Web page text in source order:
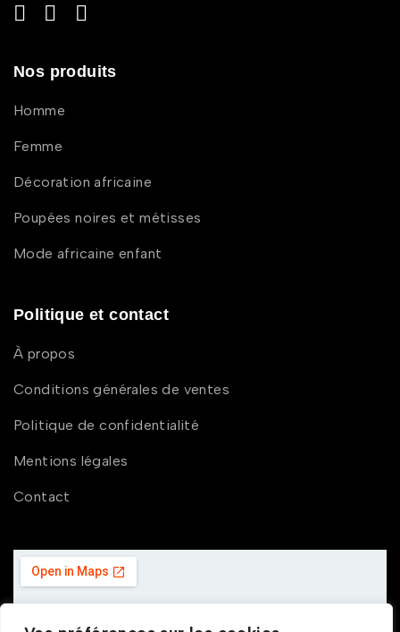
Nos produits
Homme
Femme
Décoration africaine
Poupées noires et métisses
Mode africaine enfant
Politique et contact
À propos
Conditions générales de ventes
Politique de confidentialité
Mentions légales
Contact